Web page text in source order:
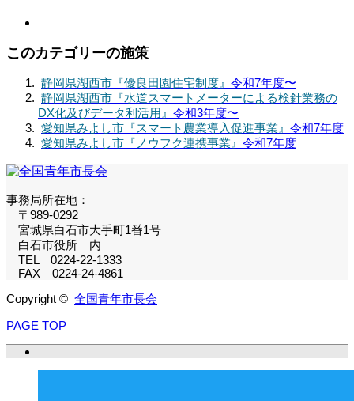
このカテゴリーの施策
静岡県湖西市『優良田園住宅制度』 令和7年度〜
静岡県湖西市『水道スマートメーターによる検針業務の
DX化及びデータ利活用』 令和3年度〜
愛知県みよし市『スマート農業導入促進事業』 令和7年度
愛知県みよし市『ノウフク連携事業』 令和7年度
事務局所在地：
〒989-0292
宮城県白石市大手町1番1号
白石市役所 内
TEL 0224-22-1333
FAX 0224-24-4861
Copyright © 全国青年市長会
PAGE TOP